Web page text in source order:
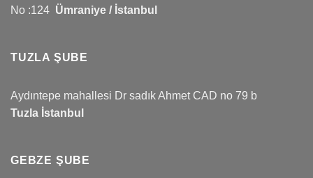
No :124 Ümraniye / İstanbul
TUZLA ŞUBE
Aydıntepe mahallesi Dr sadık Ahmet CAD no 79 b
Tuzla İstanbul
GEBZE ŞUBE